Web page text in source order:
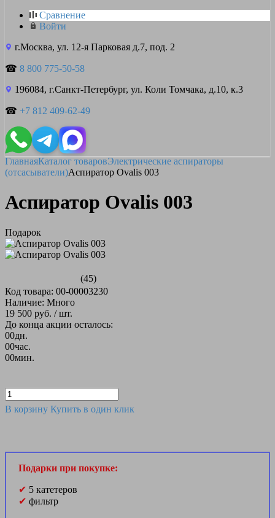
Сравнение
Войти
г.Москва, ул. 12-я Парковая д.7, под. 2
☎ 8 800 775-50-58
196084, г.Санкт-Петербург, ул. Коли Томчака, д.10, к.3
☎ +7 812 409-62-49
ГлавнаяКаталог товаровЭлектрические аспираторы
(отсасыватели)Аспиратор Ovalis 003
Аспиратор Ovalis 003
Подарок
(45)
Код товара: 00-00003230
Наличие: Много
19 500 руб. / шт.
До конца акции осталось:
00дн.
00час.
00мин.
В корзину Купить в один клик
Подарки при покупке:
✔ 5 катетеров
✔ фильтр